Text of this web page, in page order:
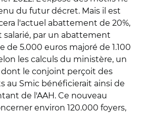
du futur décret. Mais il est
l'actuel abattement de 20%,
par un abattement
de 5.000 euros majoré de 1.100
les calculs du ministère, un
dont le conjoint perçoit des
au Smic bénéficierait ainsi de
de l'AAH. Ce nouveau
environ 120.000 foyers,